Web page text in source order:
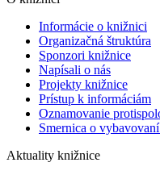
Informácie o knižnici
Organizačná štruktúra
Sponzori knižnice
Napísali o nás
Projekty knižnice
Prístup k informáciám
Oznamovanie
Smernica o
Aktuality knižnice